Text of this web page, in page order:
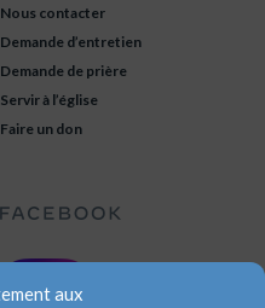
aux
Nous contacter
Demande d’entretien
Demande de prière
Servir à l’église
Faire un don